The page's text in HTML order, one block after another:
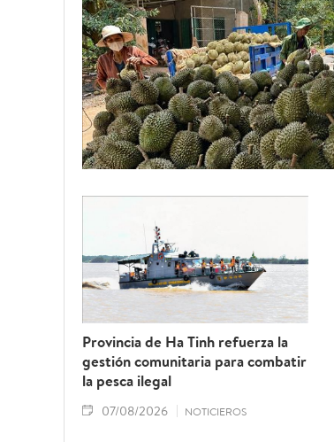
Provincia de Ha Tinh refuerza la
gestión comunitaria para combatir
la pesca ilegal
07/08/2026 NOTICIEROS